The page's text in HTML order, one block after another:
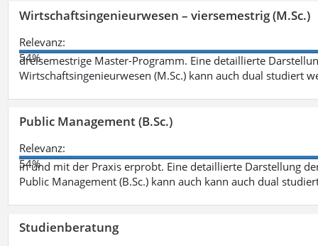
Wirtschaftsingenieurwesen – viersemestrig (M.Sc.)
Relevanz:
54%
dreisemestrige Master-Programm. Eine detaillierte
Wirtschaftsingenieurwesen (M.Sc.) kann auch dual studiert
Public Management (B.Sc.)
Relevanz:
54%
in und mit der Praxis erprobt. Eine detaillierte Darstellung
Public Management (B.Sc.) kann auch kann auch dual
Studienberatung